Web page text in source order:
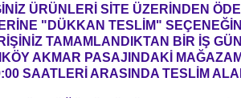
ÜRÜNLERİ SİTE ÜZERİNDEN
"DÜKKAN TESLİM"
TAMAMLANDIKTAN BİR İŞ
AKMAR PASAJINDAKİ
SAATLERİ ARASINDA TESLİM